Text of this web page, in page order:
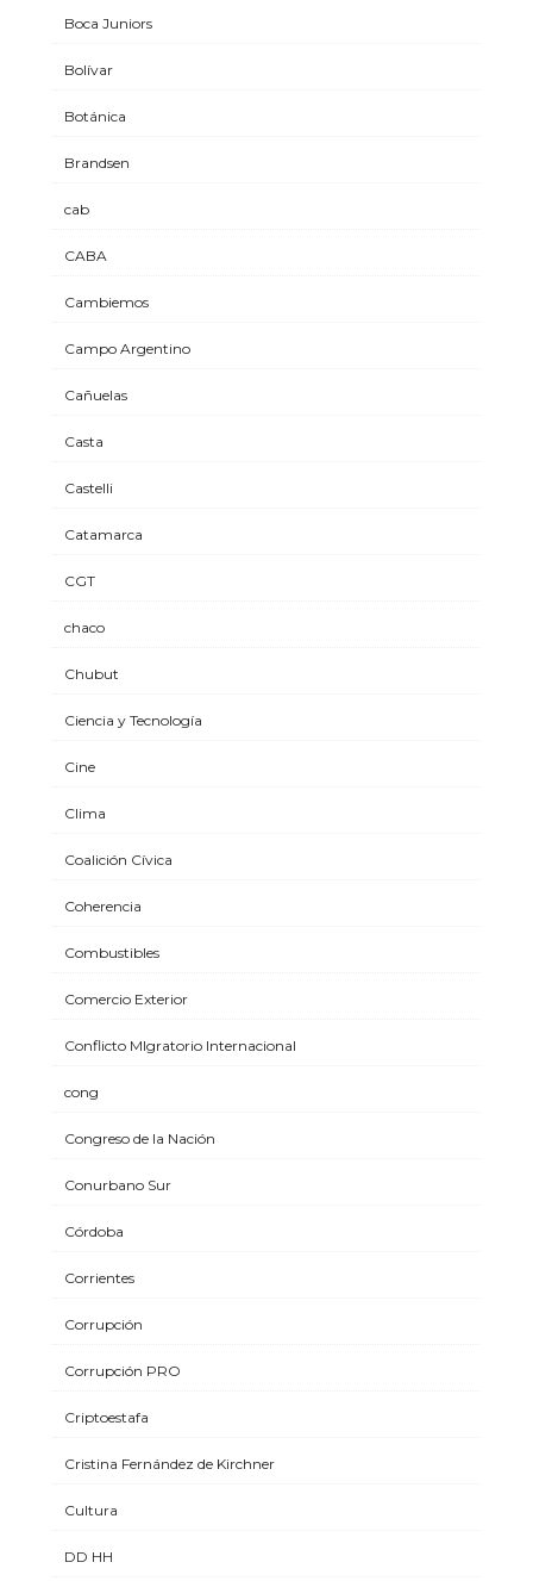
Boca Juniors
Bolívar
Botánica
Brandsen
cab
CABA
Cambiemos
Campo Argentino
Cañuelas
Casta
Castelli
Catamarca
CGT
chaco
Chubut
Ciencia y Tecnología
Cine
Clima
Coalición Cívica
Coherencia
Combustibles
Comercio Exterior
Conflicto MIgratorio Internacional
cong
Congreso de la Nación
Conurbano Sur
Córdoba
Corrientes
Corrupción
Corrupción PRO
Criptoestafa
Cristina Fernández de Kirchner
Cultura
DD HH